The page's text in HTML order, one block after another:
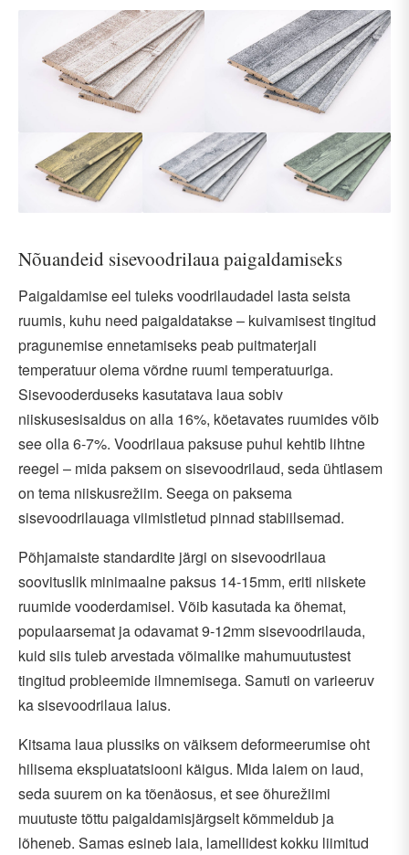
Nõuandeid sisevoodrilaua paigaldamiseks
Paigaldamise eel tuleks voodrilaudadel lasta seista
ruumis, kuhu need paigaldatakse – kuivamisest tingitud
pragunemise ennetamiseks peab puitmaterjali
temperatuur olema võrdne ruumi temperatuuriga.
Sisevooderduseks kasutatava laua sobiv
niiskusesisaldus on alla 16%, köetavates ruumides võib
see olla 6-7%. Voodrilaua paksuse puhul kehtib lihtne
reegel – mida paksem on sisevoodrilaud, seda ühtlasem
on tema niiskusrežiim. Seega on paksema
sisevoodrilauaga viimistletud pinnad stabiilsemad.
Põhjamaiste standardite järgi on sisevoodrilaua
soovituslik minimaalne paksus 14-15mm, eriti niiskete
ruumide vooderdamisel. Võib kasutada ka õhemat,
populaarsemat ja odavamat 9-12mm sisevoodrilauda,
kuid siis tuleb arvestada võimalike mahumuutustest
tingitud probleemide ilmnemisega. Samuti on varieeruv
ka sisevoodrilaua laius.
Kitsama laua plussiks on väiksem deformeerumise oht
hilisema ekspluatatsiooni käigus. Mida laiem on laud,
seda suurem on ka tõenäosus, et see õhurežiimi
muutuste tõttu paigaldamisjärgselt kõmmeldub ja
lõheneb. Samas esineb laia, lamellidest kokku liimitud